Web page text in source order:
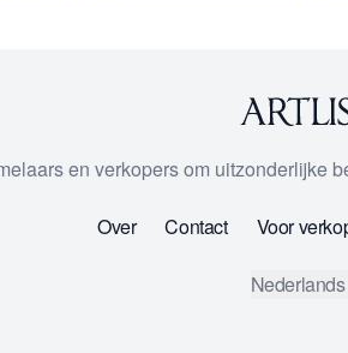
en verkopers om uitzonderlijke
Over Contact Voor
Nederlands